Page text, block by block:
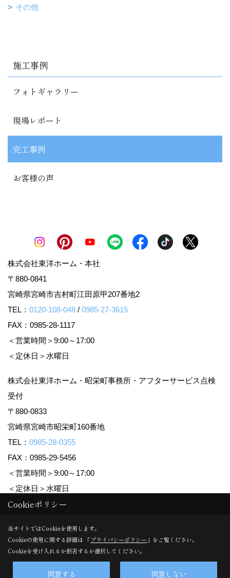
その他
施工事例
フォトギャラリー
現場レポート
完工事例
お客様の声
株式会社東洋ホーム・本社
〒880-0841
宮崎県宮崎市吉村町江田原甲207番地2
TEL： 0120-108-048 / 0985-27-3615
FAX：0985-28-1117
＜営業時間＞9:00～17:00
＜定休日＞水曜日
株式会社東洋ホーム・昭栄町事務所・アフターサービス点検
受付
〒880-0833
宮崎県宮崎市昭栄町160番地
TEL： 0985-28-0355
FAX：0985-29-5456
＜営業時間＞9:00～17:00
＜定休日＞水曜日
Copyright (c) TOYO HOME Co., Ltd. All Rights Reserved.
Produced byゴデスクリエイト
Cookieポリシー
当サイトではCookieを使用します。
Cookieの使用に関する詳細は 「プライバシーポリシー 」をご覧ください。
Cookieを受け入れるか拒否するか選択してください。
同意する 同意しない